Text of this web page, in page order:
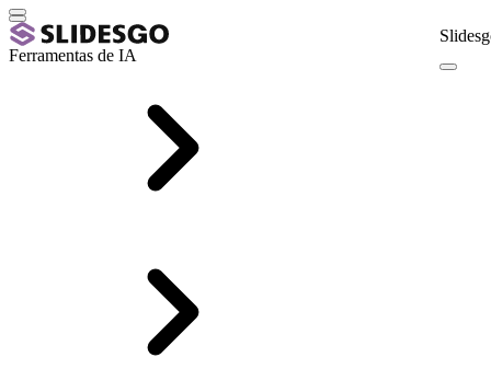
Ferramentas de IA